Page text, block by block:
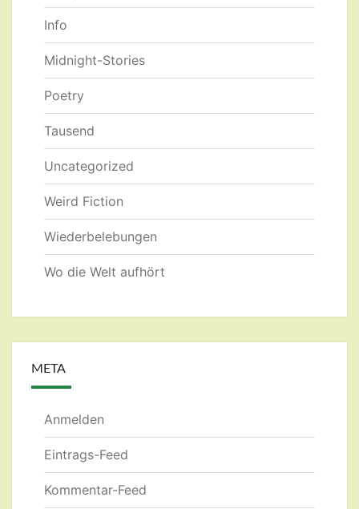
Info
Midnight-Stories
Poetry
Tausend
Uncategorized
Weird Fiction
Wiederbelebungen
Wo die Welt aufhört
META
Anmelden
Eintrags-Feed
Kommentar-Feed